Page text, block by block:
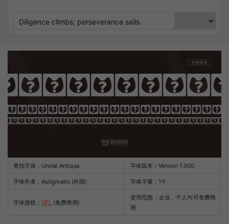
SEEK NOTHING
Sharpens Love, presence
查找字体： Uncial Antiqua 字体版本：Version 1.000
字体作者：Astigmatic (外国) 字体字重：1个
字体授权： OFL (免费商用)
使用范围：企业、个人均可免费商
用